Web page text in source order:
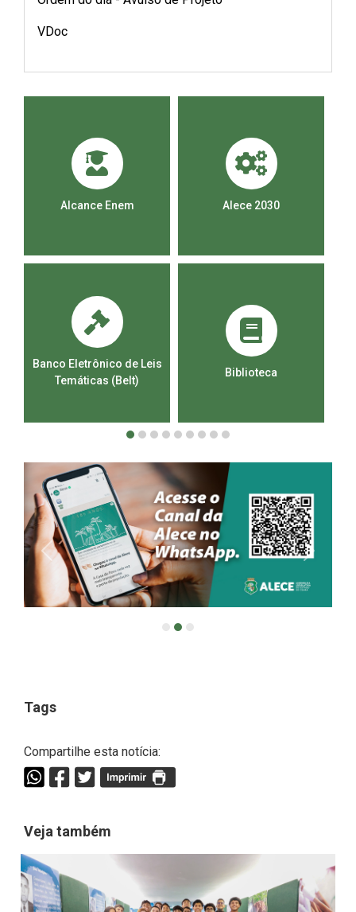
VDoc
Alcance Enem Alece 2030
Banco Eletrônico de Leis
Temáticas (Belt)
Biblioteca
1 2 3 4 5 6 7 8 9
Tags
Compartilhe esta notícia:
Veja também